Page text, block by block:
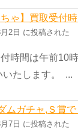
ちゃ】買取受付
2日 に投稿された
時間は午前10
いたします。 ...
ムガチャ,Ｓ賞
7日 に投稿された